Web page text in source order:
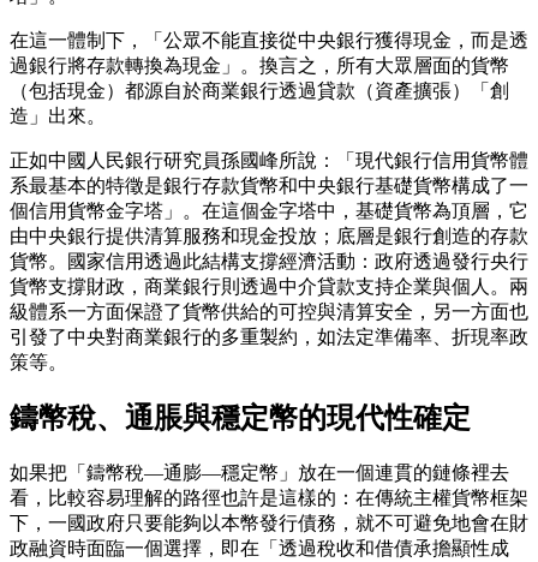
在這一體制下，「公眾不能直接從中央銀行獲得現金，而是透
過銀行將存款轉換為現金」。換言之，所有大眾層面的貨幣
（包括現金）都源自於商業銀行透過貸款（資產擴張）「創
造」出來。
正如中國人民銀行研究員孫國峰所說：「現代銀行信用貨幣體
系最基本的特徵是銀行存款貨幣和中央銀行基礎貨幣構成了一
個信用貨幣金字塔」。在這個金字塔中，基礎貨幣為頂層，它
由中央銀行提供清算服務和現金投放；底層是銀行創造的存款
貨幣。國家信用透過此結構支撐經濟活動：政府透過發行央行
貨幣支撐財政，商業銀行則透過中介貸款支持企業與個人。兩
級體系一方面保證了貨幣供給的可控與清算安全，另一方面也
引發了中央對商業銀行的多重製約，如法定準備率、折現率政
策等。
鑄幣稅、通脹與穩定幣的現代性確定
如果把「鑄幣稅—通膨—穩定幣」放在一個連貫的鏈條裡去
看，比較容易理解的路徑也許是這樣的：在傳統主權貨幣框架
下，一國政府只要能夠以本幣發行債務，就不可避免地會在財
政融資時面臨一個選擇，即在「透過稅收和借債承擔顯性成